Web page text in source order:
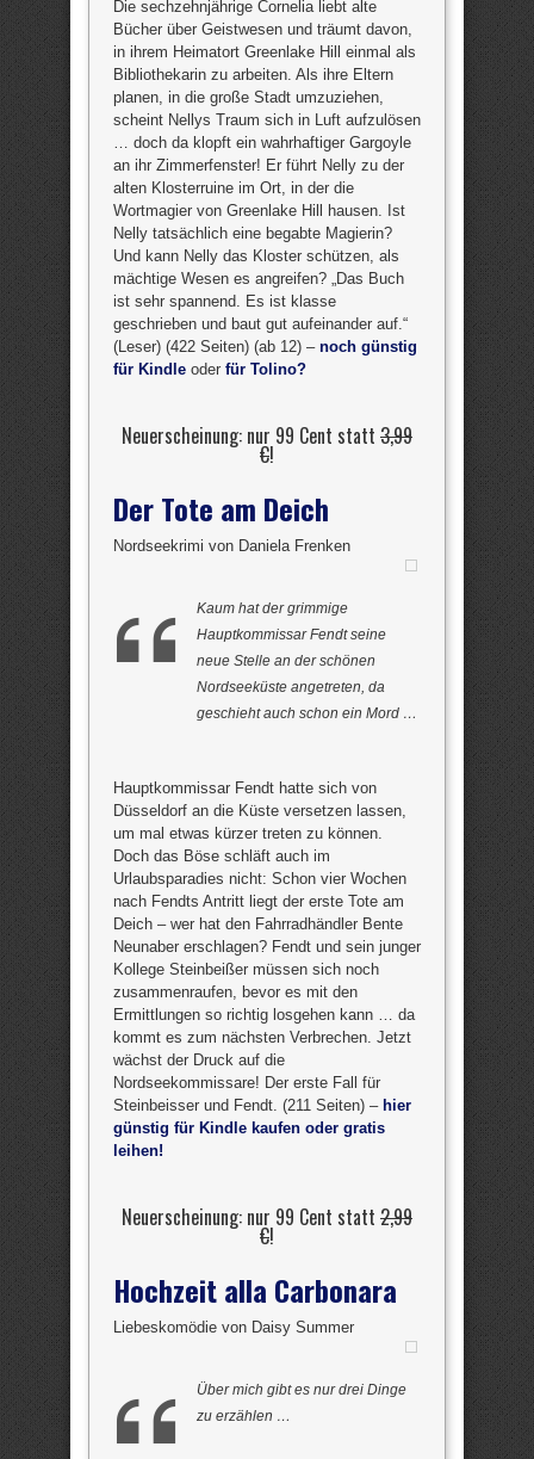
Die sechzehnjährige Cornelia liebt alte
Bücher über Geistwesen und träumt davon,
in ihrem Heimatort Greenlake Hill einmal als
Bibliothekarin zu arbeiten. Als ihre Eltern
planen, in die große Stadt umzuziehen,
scheint Nellys Traum sich in Luft aufzulösen
… doch da klopft ein wahrhaftiger Gargoyle
an ihr Zimmerfenster! Er führt Nelly zu der
alten Klosterruine im Ort, in der die
Wortmagier von Greenlake Hill hausen. Ist
Nelly tatsächlich eine begabte Magierin?
Und kann Nelly das Kloster schützen, als
mächtige Wesen es angreifen? „Das Buch
ist sehr spannend. Es ist klasse
geschrieben und baut gut aufeinander auf.“
(Leser) (422 Seiten) (ab 12) – noch günstig
für Kindle oder für Tolino?
Neuerscheinung: nur 99 Cent statt 3,99
€!
Der Tote am Deich
Nordseekrimi von Daniela Frenken
Kaum hat der grimmige
Hauptkommissar Fendt seine
neue Stelle an der schönen
Nordseeküste angetreten, da
geschieht auch schon ein Mord …
Hauptkommissar Fendt hatte sich von
Düsseldorf an die Küste versetzen lassen,
um mal etwas kürzer treten zu können.
Doch das Böse schläft auch im
Urlaubsparadies nicht: Schon vier Wochen
nach Fendts Antritt liegt der erste Tote am
Deich – wer hat den Fahrradhändler Bente
Neunaber erschlagen? Fendt und sein junger
Kollege Steinbeißer müssen sich noch
zusammenraufen, bevor es mit den
Ermittlungen so richtig losgehen kann … da
kommt es zum nächsten Verbrechen. Jetzt
wächst der Druck auf die
Nordseekommissare! Der erste Fall für
Steinbeisser und Fendt. (211 Seiten) – hier
günstig für Kindle kaufen oder gratis
leihen!
Neuerscheinung: nur 99 Cent statt 2,99
€!
Hochzeit alla Carbonara
Liebeskomödie von Daisy Summer
Über mich gibt es nur drei Dinge
zu erzählen …